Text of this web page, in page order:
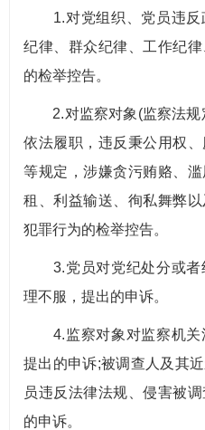
1.对党组织、党员违反
纪律、群众纪律、工作纪
的检举控告。
2.对监察对象(监察法规
依法履职，违反秉公用权
等规定，涉嫌贪污贿赂、
租、利益输送、徇私舞弊
犯罪行为的检举控告。
3.党员对党纪处分或者
理不服，提出的申诉。
4.监察对象对监察机关
提出的申诉;被调查人及其
员违反法律法规、侵害被
的申诉。